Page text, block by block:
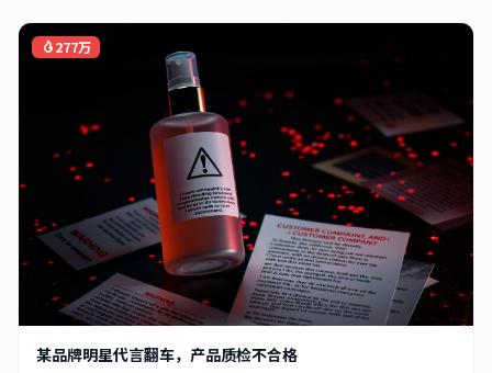
277万
某品牌明星代言翻车，产品质检不合格